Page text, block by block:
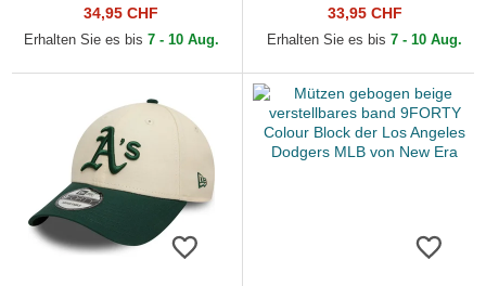
Colour Block von New Era
34,95 CHF
Erhalten Sie es bis 7 - 10 Aug.
von AND133,95 CHF
Erhalten Sie es bis 7 - 10 Aug.